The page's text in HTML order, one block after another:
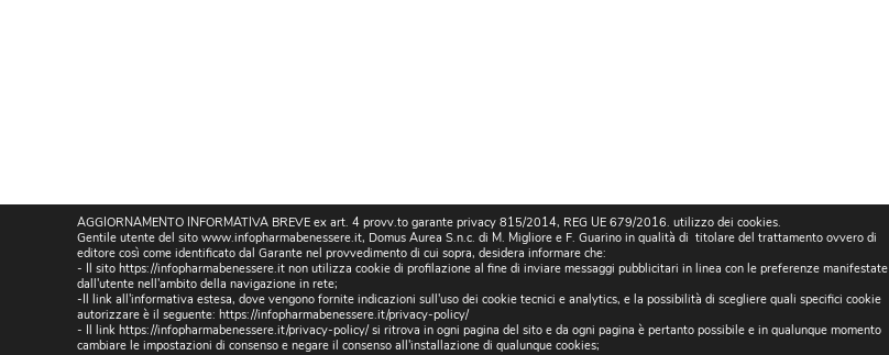
AGGIORNAMENTO INFORMATIVA BREVE ex art. 4 provv.to garante privacy 815/2014, REG UE 679/2016. utilizzo dei cookies.
Gentile utente del sito www.infopharmabenessere.it, Domus Aurea S.n.c. di M. Migliore e F. Guarino in qualità di titolare del trattamento ovvero di
editore così come identificato dal Garante nel provvedimento di cui sopra, desidera informare che:
- Il sito https://infopharmabenessere.it non utilizza cookie di profilazione al fine di inviare messaggi pubblicitari in linea con le preferenze manifestate
dall'utente nell'ambito della navigazione in rete;
-Il link all'informativa estesa, dove vengono fornite indicazioni sull'uso dei cookie tecnici e analytics, e la possibilità di scegliere quali specifici cookie
autorizzare è il seguente: https://infopharmabenessere.it/privacy-policy/
- Il link https://infopharmabenessere.it/privacy-policy/ si ritrova in ogni pagina del sito e da ogni pagina è pertanto possibile e in qualunque momento
cambiare le impostazioni di consenso e negare il consenso all'installazione di qualunque cookies;